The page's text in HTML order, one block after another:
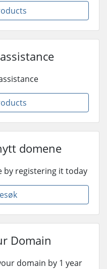
domene
by registering it today
Domain
domain by 1 year